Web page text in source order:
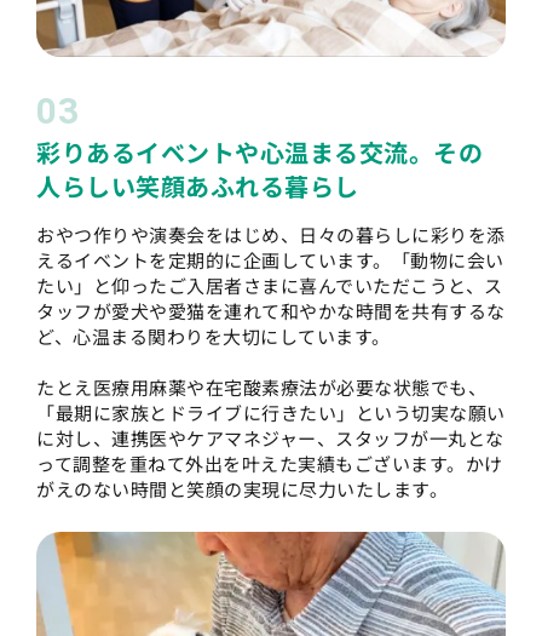
03
彩りあるイベントや心温まる交流。その
人らしい笑顔あふれる暮らし
おやつ作りや演奏会をはじめ、日々の暮らしに彩りを添
えるイベントを定期的に企画しています。「動物に会い
たい」と仰ったご入居者さまに喜んでいただこうと、ス
タッフが愛犬や愛猫を連れて和やかな時間を共有するな
ど、心温まる関わりを大切にしています。
たとえ医療用麻薬や在宅酸素療法が必要な状態でも、
「最期に家族とドライブに行きたい」という切実な願い
に対し、連携医やケアマネジャー、スタッフが一丸とな
って調整を重ねて外出を叶えた実績もございます。かけ
がえのない時間と笑顔の実現に尽力いたします。